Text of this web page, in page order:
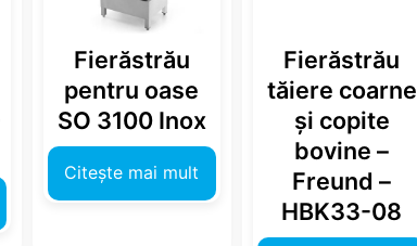
Fierăstrău
pentru oase
SO 3100 Inox
Citește mai mult
Fierăstrău
tăiere coarne
și copite
bovine –
Freund –
HBK33-08